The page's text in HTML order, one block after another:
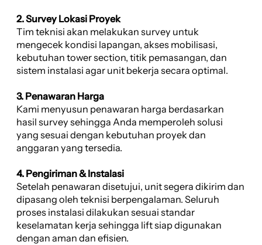
2. Survey Lokasi Proyek
Tim teknisi akan melakukan survey untuk
mengecek kondisi lapangan, akses mobilisasi,
kebutuhan tower section, titik pemasangan, dan
sistem instalasi agar unit bekerja secara optimal.
3. Penawaran Harga
Kami menyusun penawaran harga berdasarkan
hasil survey sehingga Anda memperoleh solusi
yang sesuai dengan kebutuhan proyek dan
anggaran yang tersedia.
4. Pengiriman & Instalasi
Setelah penawaran disetujui, unit segera dikirim dan
dipasang oleh teknisi berpengalaman. Seluruh
proses instalasi dilakukan sesuai standar
keselamatan kerja sehingga lift siap digunakan
dengan aman dan efisien.